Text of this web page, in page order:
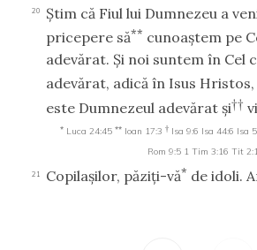
20 Ştim că Fiul lui Dumnezeu a
pricepere să** cunoaştem pe
adevărat. Şi noi suntem în Cel
adevărat, adică în Isus Hristos,
este Dumnezeul adevărat şi††
* Luca 24:45 ** Ioan 17:3 † Isa 9:6 Isa 44:6 Isa
Rom 9:5 1 Tim 3:16 Tit
21 Copilaşilor, păziţi-vă* de idoli.